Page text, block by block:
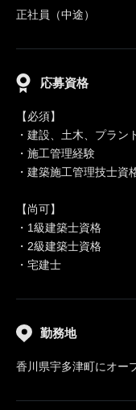
正社員（中途）
応募資格
【必須】
・建設、土木、プラン
・施工管理経験
・建築施工管理技士資
【尚可】
・1級建築士資格
・2級建築士資格
・宅建士
勤務地
香川県宇多津町にオー